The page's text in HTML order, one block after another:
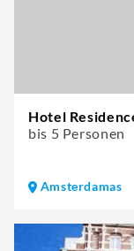
Hotel
bis 5 Personen
Amsterdamas